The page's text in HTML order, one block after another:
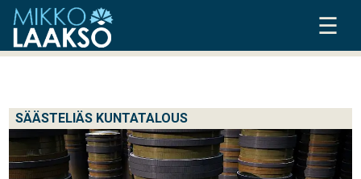
☰
SÄÄSTELIÄS KUNTATALOUS